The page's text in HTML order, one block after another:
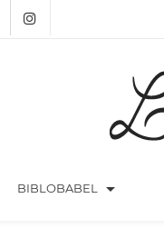
BIBLOBABEL arrow_drop_down